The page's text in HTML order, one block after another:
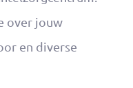
over jouw
en diverse